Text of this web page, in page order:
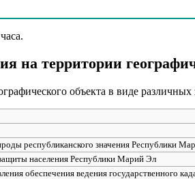
на территории
объекта в виде
республиканского значения Республики
населения Республики Марий Эл
обеспечения ведения государственного